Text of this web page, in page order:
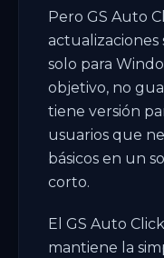
Pero GS Auto
actualizaciones
solo para
objetivo, no
tiene versión
usuarios que
básicos en un
corto.
El GS Auto
mantiene la